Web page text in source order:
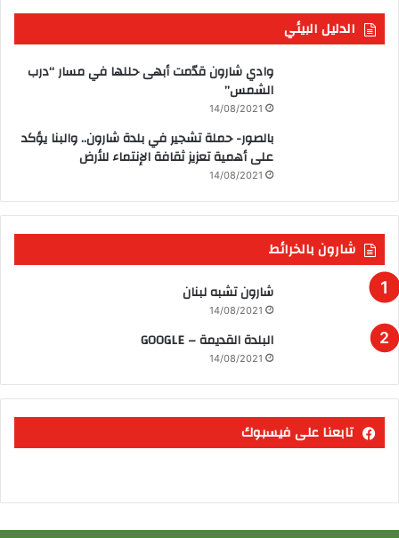
الدليل البيئي
وادي شارون قدّمت أبهى حللها في مسار “درب
الشمس”
14/08/2021
بالصور- حملة تشجير في بلدة شارون.. والبنا يؤكد
على أهمية تعزيز ثقافة الإنتماء للأرض
14/08/2021
شارون بالخرائط
شارون تشبه لبنان
14/08/2021
البلدة القديمة – GOOGLE
14/08/2021
تابعنا على فيسبوك